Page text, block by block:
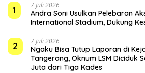
1
7 Juli 2026
Andra Soni Usulkan Pelebaran
International Stadium, Dukung
2 7 Juli 2026
Ngaku Bisa Tutup Laporan di
Tangerang, Oknum LSM Diciduk
Juta dari Tiga Kades